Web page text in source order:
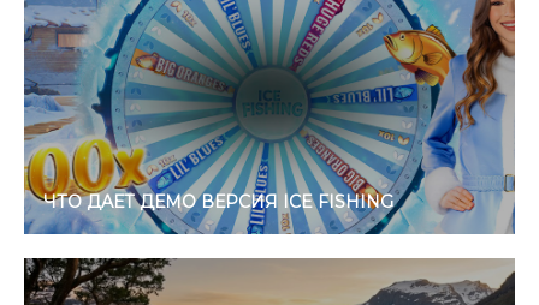
ЧТО ДАЕТ ДЕМО ВЕРСИЯ ICE FISHING